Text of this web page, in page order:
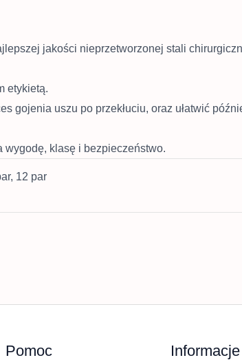
jakości nieprzetworzonej stali
etykietą.
gojenia uszu po przekłuciu, oraz ułatwić
wygodę, klasę i bezpieczeństwo.
12 par
Pomoc Informacje